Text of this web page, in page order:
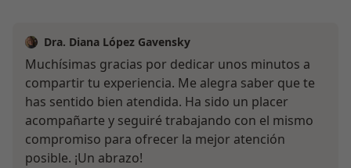
Dra. Diana López Gavensky
Muchísimas gracias por dedicar unos minutos a
compartir tu experiencia. Me alegra saber que te
has sentido bien atendida. Ha sido un placer
acompañarte y seguiré trabajando con el mismo
compromiso para ofrecer la mejor atención
posible. ¡Un abrazo!